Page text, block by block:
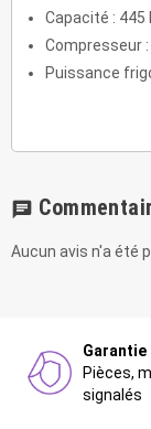
Capacité : 445
Compresseur
Puissance
chat
Aucun avis n'a été
Pièces,
signalés